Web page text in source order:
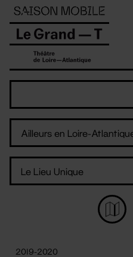
Panneau de gestion des cookies